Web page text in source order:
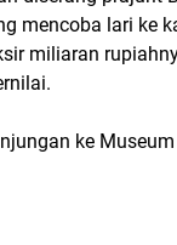
mencoba lari ke
miliaran
ke